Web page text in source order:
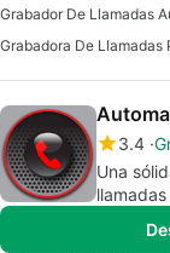
Grabadora De Llamadas
3.4
Una